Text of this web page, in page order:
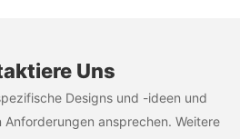
Uns
Designs und -ideen und
ansprechen. Weitere